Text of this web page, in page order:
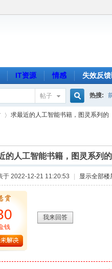
IT资源 情感 失效反
帖子
搜
索
热搜:
›
求最近的人工智能书籍，图灵系列的
的人工智能书籍，图灵系列的
于 2022-12-21 11:20:53 显示全部楼
钱
我来回答